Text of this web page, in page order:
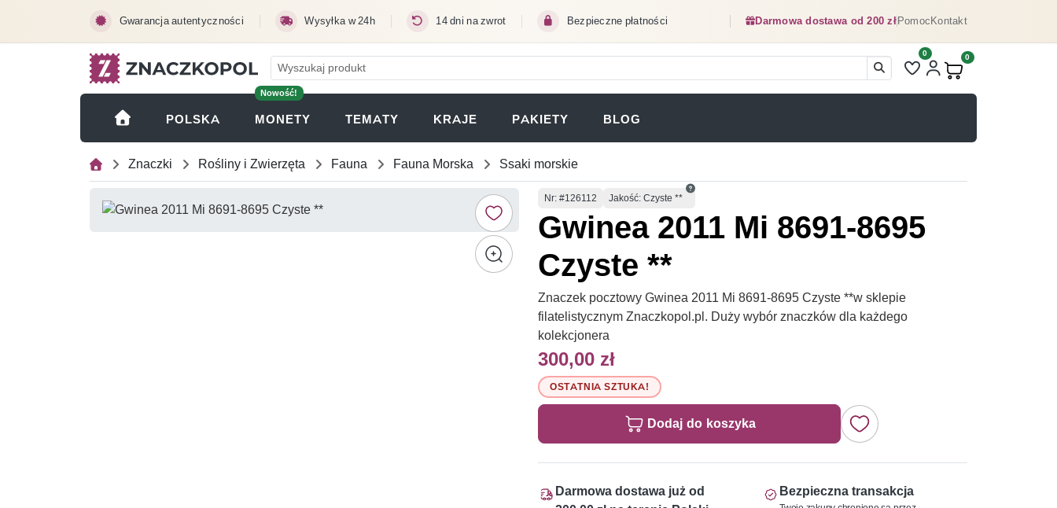
Gwarancja autentyczności Wysyłka w 24h 14 dni na zwrot Bezpieczne płatności Darmowa dostawa od 200 złPomocKontakt
Liczba pozycji na liście
0
Produkty w koszyku:
0
POLSKA
Nowość!
MONETY (OTWIERA SIĘ W NOWEJ KARCIE)
TEMATY KRAJE PAKIETY BLOG
Znaczki Rośliny i Zwierzęta Fauna Fauna Morska Ssaki morskie
Numer
Nr: #126112 Jakość: Czyste **
Gwinea 2011 Mi 8691-8695
Czyste **
Znaczek pocztowy Gwinea 2011 Mi 8691-8695 Czyste **w sklepie
filatelistycznym Znaczkopol.pl. Duży wybór znaczków dla każdego
kolekcjonera
300,00 zł
OSTATNIA SZTUKA!
Dodaj do koszyka
Darmowa dostawa już od
Bezpieczna transakcja